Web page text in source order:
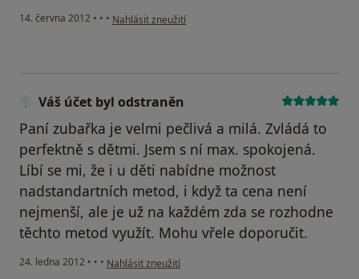
14. června 2012 • • • podle názoru uživatele Váš účet byl odstraněn
Nahlásit zneužití
Váš účet byl odstraněn
Paní zubařka je velmi pečlivá a milá. Zvládá to
perfektně s dětmi. Jsem s ní max. spokojená.
Líbí se mi, že i u děti nabídne možnost
nadstandartních metod, i když ta cena není
nejmenší, ale je už na každém zda se rozhodne
těchto metod využít. Mohu vřele doporučit.
24. ledna 2012 • • • podle názoru uživatele Váš účet byl odstraněn
Nahlásit zneužití